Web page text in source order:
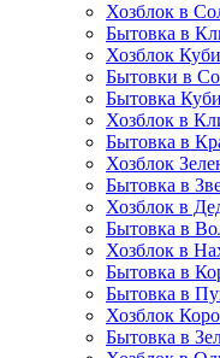
Хозблок в
Бытовка в
Хозблок
Бытовки в
Бытовка
Хозблок в
Бытовка в
Хозблок
Бытовка в
Хозблок в
Бытовка в
Хозблок в
Бытовка в
Бытовкa в
Хозблок
Бытовка в